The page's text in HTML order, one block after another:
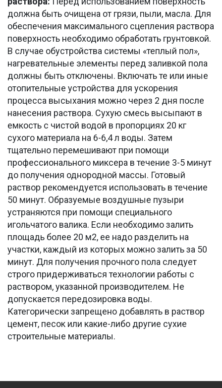
должна быть очищена от грязи, пыли, масла. Для
обеспечения максимального сцепления раствора
поверхность необходимо обработать грунтовкой.
В случае обустройства системы «теплый пол»,
нагревательные элементы перед заливкой пола
должны быть отключены. Включать те или иные
отопительные устройства для ускорения
процесса высыхания можно через 2 дня после
нанесения раствора. Сухую смесь высыпают в
емкость с чистой водой в пропорциях 20 кг
сухого материала на 6-6,4 л воды. Затем
тщательно перемешивают при помощи
профессионального миксера в течение 3-5 минут
до получения однородной массы. Готовый
раствор рекомендуется использовать в течение
50 минут. Образуемые воздушные пузыри
устраняются при помощи специального
игольчатого валика. Если необходимо залить
площадь более 20 м2, ее надо разделить на
участки, каждый из которых можно залить за 50
минут. Для получения прочного пола следует
строго придерживаться технологии работы с
раствором, указанной производителем. Не
допускается передозировка воды.
Категорически запрещено добавлять в раствор
цемент, песок или какие-либо другие сухие
строительные материалы.